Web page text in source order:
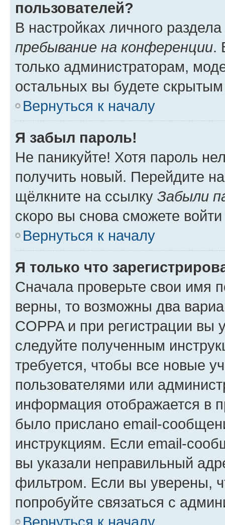
пользователей?
В настройках личного
пребывание на конференции.
только администраторам,
остальных вы будете
Вернуться к началу
Я забыл пароль!
Не паникуйте! Хотя пароль
получить новый. Перейдите
щёлкните на ссылку Забыли
скоро вы снова сможете
Вернуться к началу
Я только что
Сначала проверьте свои имя
верны, то возможны два
COPPA и при регистрации вы
следуйте полученным
требуется, чтобы все новые
пользователями или
информация отображается в
было прислано email-
инструкциям. Если email-
вы указали неправильный
фильтром. Если вы уверены,
попробуйте связаться с
Вернуться к началу